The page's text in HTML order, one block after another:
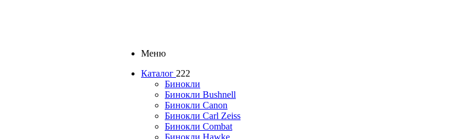
Меню
Каталог 222
Бинокли
Бинокли Bushnell
Бинокли Canon
Бинокли Carl Zeiss
Бинокли Combat
Бинокли Hawke